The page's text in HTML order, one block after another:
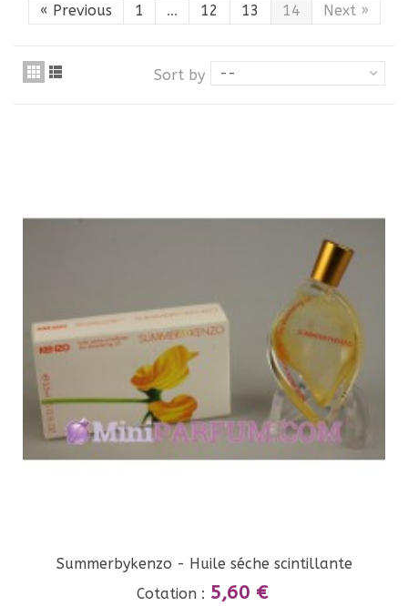
« Previous 1 ... 12 13 14 Next»
Sort by --
Summerbykenzo - Huile séche scintillante
Cotation : 5,60 €